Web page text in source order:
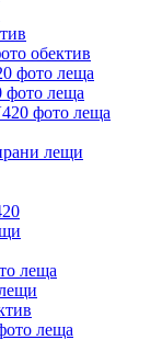
обектив
фото леща
фото леща
фото леща
лещи
леща
леща